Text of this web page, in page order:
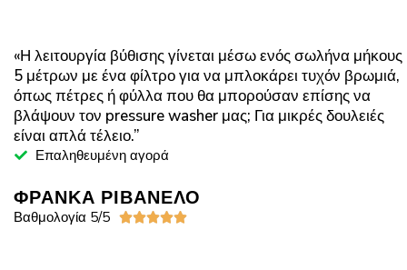
«Η λειτουργία βύθισης γίνεται μέσω ενός σωλήνα μήκους
5 μέτρων με ένα φίλτρο για να μπλοκάρει τυχόν βρωμιά,
όπως πέτρες ή φύλλα που θα μπορούσαν επίσης να
βλάψουν τον pressure washer μας; Για μικρές δουλειές
είναι απλά τέλειο.”
Επαληθευμένη αγορά
ΦΡΑΝΚΑ ΡΙΒΑΝΕΛΟ
Βαθμολογία 5/5 